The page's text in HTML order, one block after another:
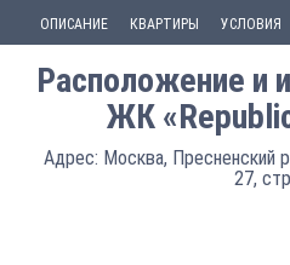
ОПИСАНИЕ КВАРТИРЫ УСЛОВИЯ
Расположение и
ЖК
Адрес: Москва, Пресненский
27,